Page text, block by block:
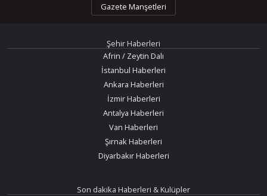
Gazete Manşetleri
Şehir Haberleri
Afrin / Zeytin Dalı
İstanbul Haberleri
Ankara Haberleri
İzmir Haberleri
Antalya Haberleri
Van Haberleri
Şırnak Haberleri
Diyarbakır Haberleri
Son dakika Haberleri & Kulüpler